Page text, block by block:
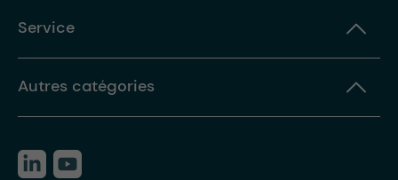
Service
Autres catégories